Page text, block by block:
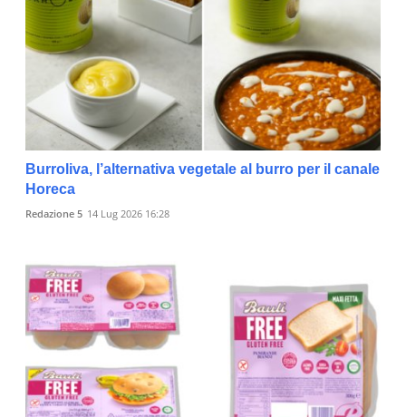
Burroliva, l’alternativa vegetale al burro per il canale
Horeca
Redazione 5 14 Lug 2026 16:28